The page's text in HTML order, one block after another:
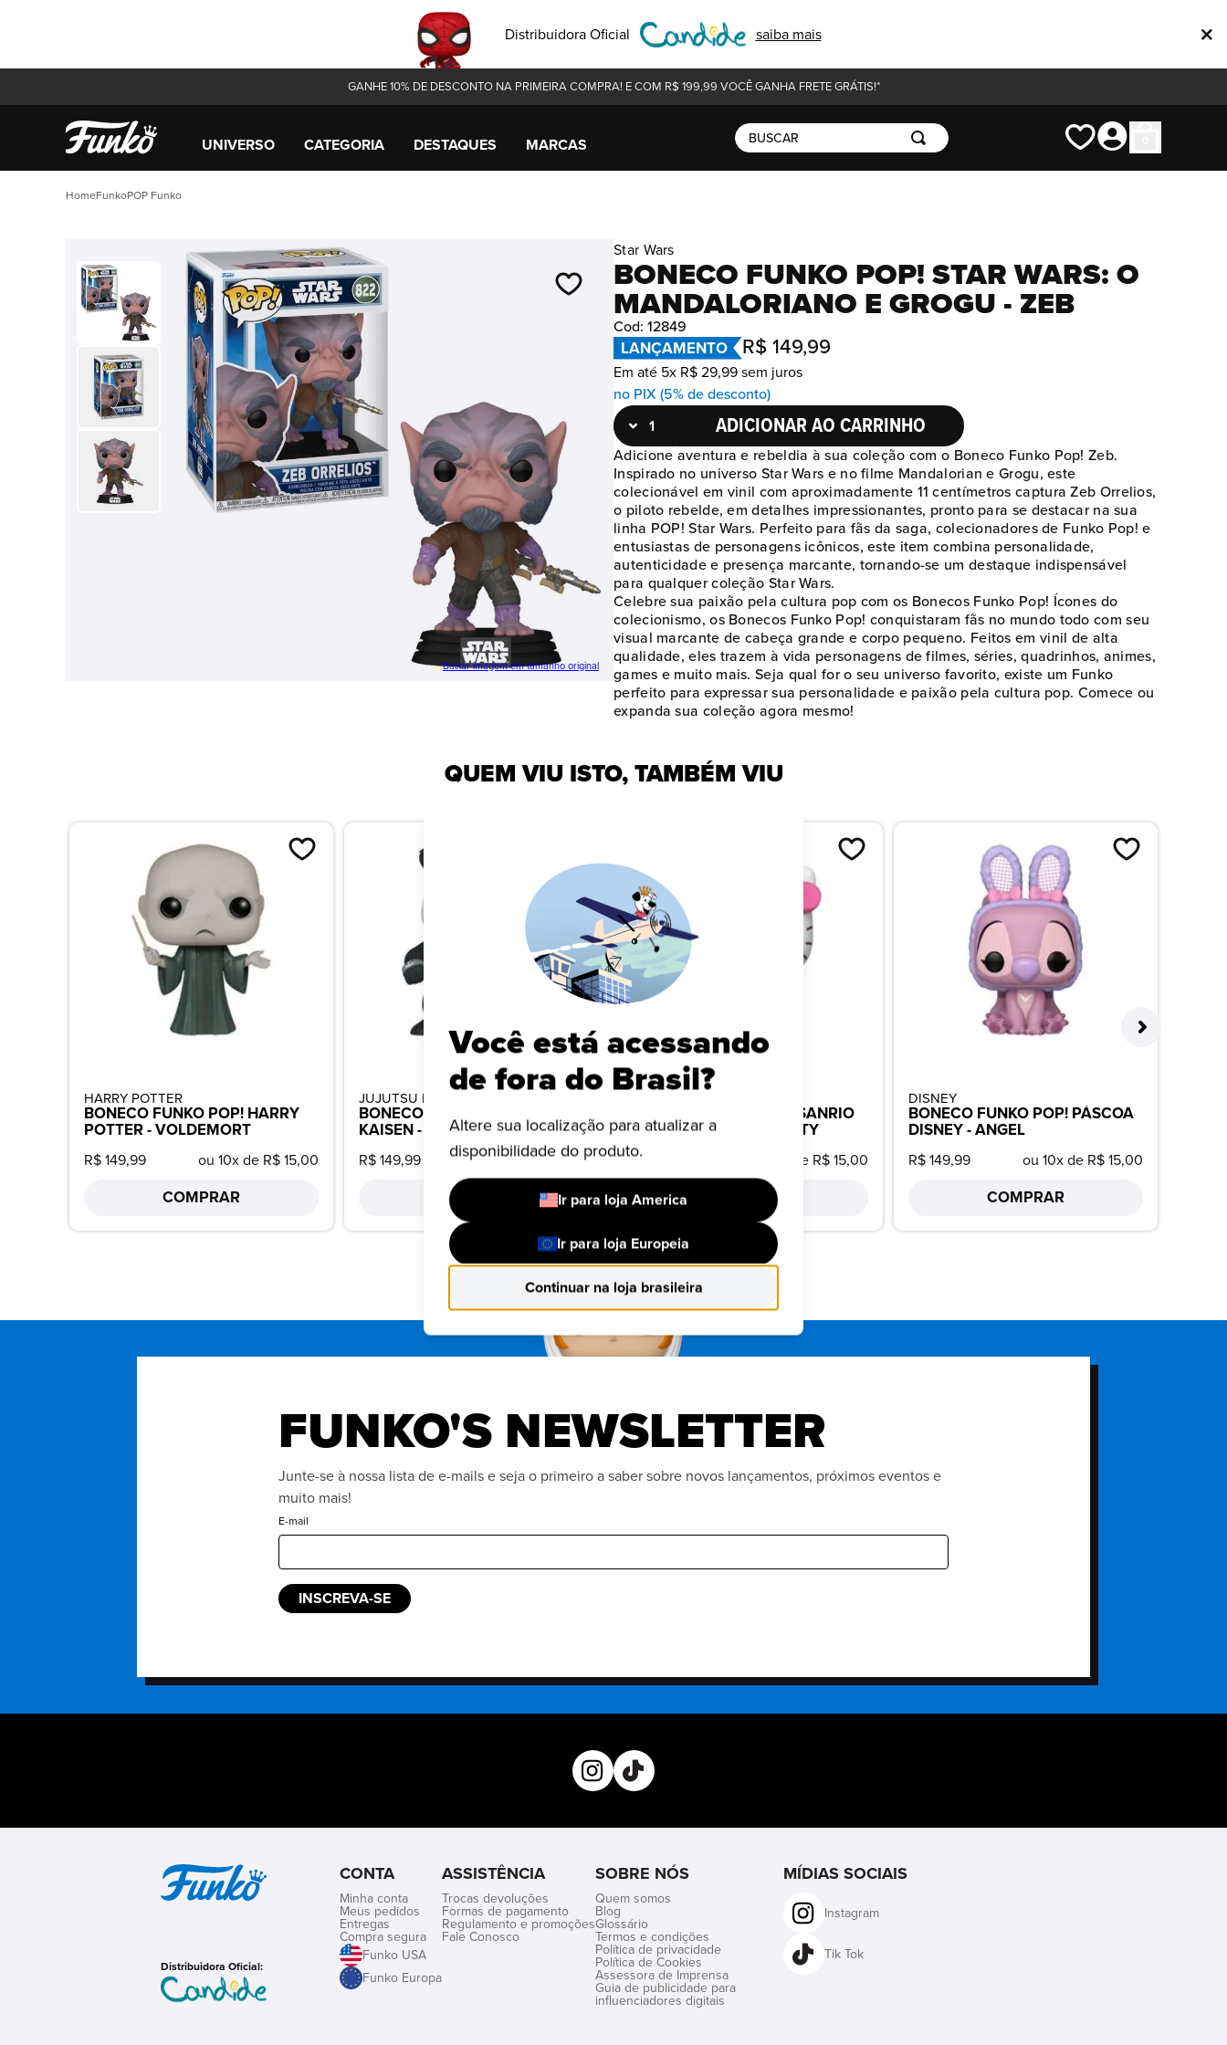
Distribuidora Oficial saiba mais
GANHE 10% DE DESCONTO NA PRIMEIRA COMPRA! E COM R$ 199,99 VOCÊ GANHA FRETE GRÁTIS!*
UNIVERSO CATEGORIA DESTAQUES MARCAS
FunkoPOP Funko
Baixar imagem em tamanho original Baixar imagem em tamanho original
Star Wars
BONECO FUNKO POP! STAR WARS: O
MANDALORIANO E GROGU - ZEB
Cod: 12849
LANÇAMENTO R$ 149,99
Em até 5x R$ 29,99 sem juros
no PIX (5% de desconto)
ADICIONAR AO CARRINHO
Adicione aventura e rebeldia à sua coleção com o Boneco Funko Pop! Zeb.
Inspirado no universo Star Wars e no filme Mandalorian e Grogu, este
colecionável em vinil com aproximadamente 11 centímetros captura Zeb Orrelios,
o piloto rebelde, em detalhes impressionantes, pronto para se destacar na sua
linha POP! Star Wars. Perfeito para fãs da saga, colecionadores de Funko Pop! e
entusiastas de personagens icônicos, este item combina personalidade,
autenticidade e presença marcante, tornando-se um destaque indispensável
para qualquer coleção Star Wars.
Celebre sua paixão pela cultura pop com os Bonecos Funko Pop! Ícones do
colecionismo, os Bonecos Funko Pop! conquistaram fãs no mundo todo com seu
visual marcante de cabeça grande e corpo pequeno. Feitos em vinil de alta
qualidade, eles trazem à vida personagens de filmes, séries, quadrinhos, animes,
games e muito mais. Seja qual for o seu universo favorito, existe um Funko
perfeito para expressar sua personalidade e paixão pela cultura pop. Comece ou
expanda sua coleção agora mesmo!
QUEM VIU ISTO, TAMBÉM VIU
HARRY POTTER
BONECO FUNKO POP! HARRY
POTTER - VOLDEMORT
R$ 149,99 ou 10x de R$ 15,00
COMPRAR
JUJUTSU KAISEN
BONECO FUNKO POP! JUJUTSU
KAISEN - PANDA
R$ 149,99 ou 10x de R$ 15,00
COMPRAR
BONECO FUNKO POP! SANRIO
SORVETES - HELLO KITTY
R$ 149,99 ou 10x de R$ 15,00
COMPRAR
DISNEY
BONECO FUNKO POP! PÁSCOA
DISNEY - ANGEL
R$ 149,99 ou 10x de R$ 15,00
COMPRAR
FUNKO'S NEWSLETTER
Junte-se à nossa lista de e-mails e seja o primeiro a saber sobre novos lançamentos, próximos eventos e
muito mais!
E-mail
INSCREVA-SE
Distribuidora Oficial:
CONTA
Minha conta
Meus pedidos
Entregas
Compra segura
Funko USA
Funko Europa
ASSISTÊNCIA
Trocas devoluções
Formas de pagamento
Regulamento e promoções
Fale Conosco
SOBRE NÓS
Quem somos
Blog
Glossário
Termos e condições
Política de privacidade
Política de Cookies
Assessora de Imprensa
Guia de publicidade para
influenciadores digitais
MÍDIAS SOCIAIS
Instagram
Tik Tok
Você está acessando
de fora do Brasil?
Altere sua localização para atualizar a
disponibilidade do produto.
Ir para loja America
Ir para loja Europeia
Continuar na loja brasileira